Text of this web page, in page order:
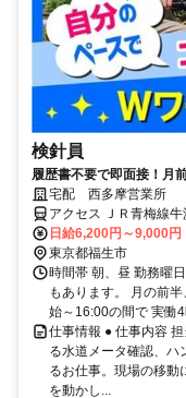
検針員
履歴書不要で即面接！月
にピッタリ！
宅配 西多摩営業所
アクセス ＪＲ青梅線
日給6,200円～9,000円
東京都福生市
時間帯 朝、昼 勤務曜
もあります。 月の前
始～16:00の間で 実
仕事情報 ● 仕事内容
る水道メータ確認、ハ
るお仕事。現場の移
を動かし...